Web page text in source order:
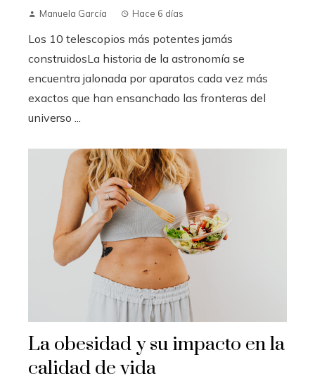
Manuela García Hace 6 días
Los 10 telescopios más potentes jamás
construidosLa historia de la astronomía se
encuentra jalonada por aparatos cada vez más
exactos que han ensanchado las fronteras del
universo ...
La obesidad y su impacto en la
calidad de vida